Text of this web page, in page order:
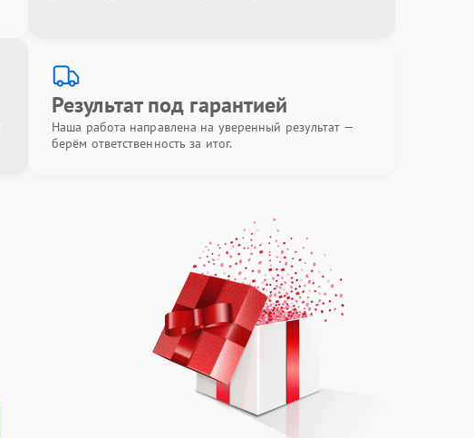
Результат под гарантией
Наша работа направлена на уверенный результат —
берём ответственность за итог.